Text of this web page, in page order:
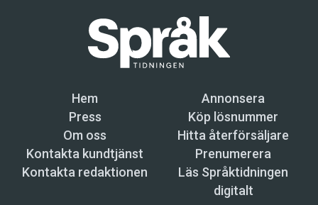
Hem
Annonsera
Press
Köp lösnummer
Om oss
Hitta återförsäljare
Kontakta kundtjänst
Prenumerera
Kontakta redaktionen
Läs Språktidningen
digitalt